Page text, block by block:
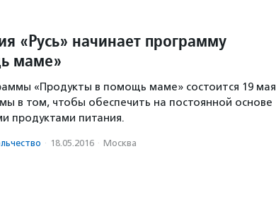
«Русь» начинает программу
маме»
«Продукты в помощь маме» состоится 19 мая
в том, чтобы обеспечить на постоянной основе
продуктами питания.
· 18.05.2016 · Москва